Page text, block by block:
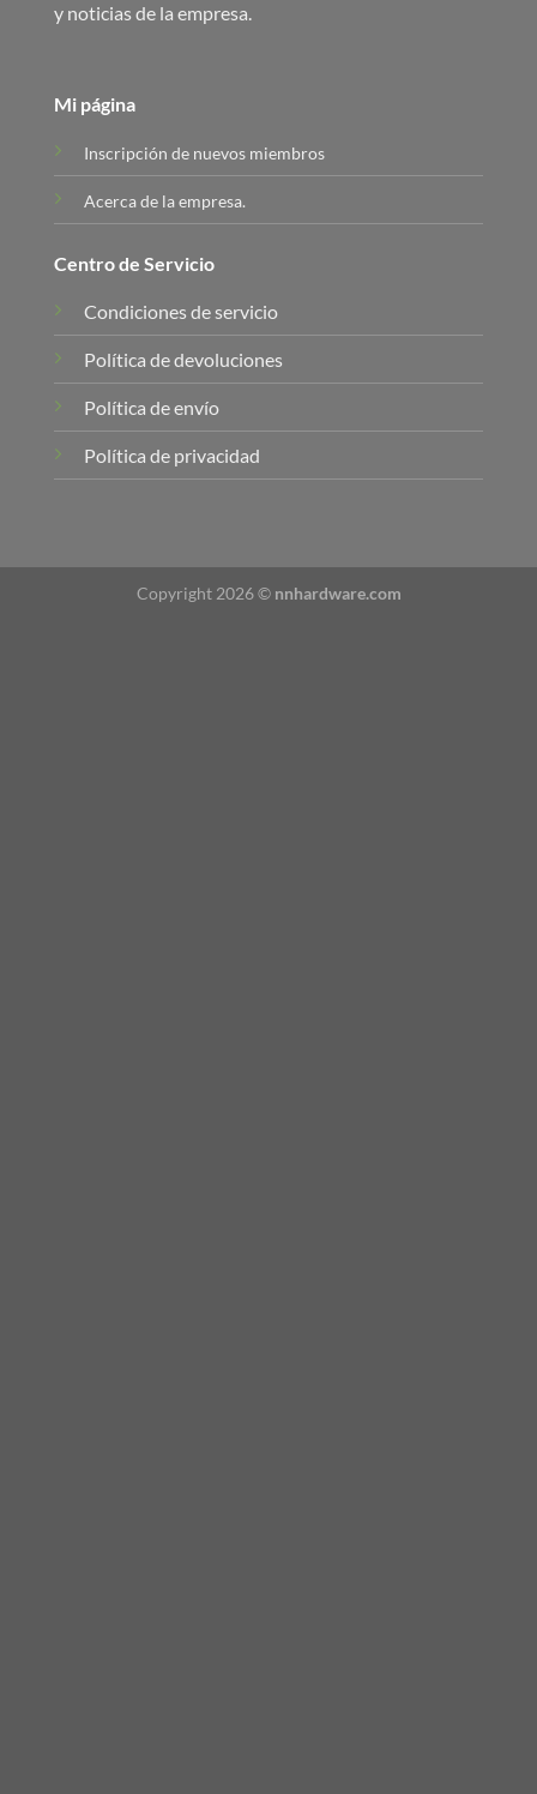
Mi página
Inscripción de nuevos miembros
Acerca de la empresa.
Centro de Servicio
Condiciones de servicio
Política de devoluciones
Política de envío
Política de privacidad
y noticias de la empresa.
Copyright 2026 © nnhardware.com